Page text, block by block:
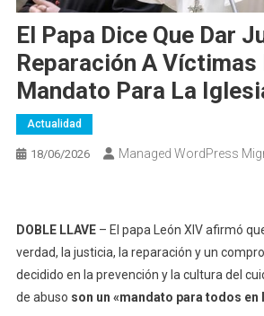
El Papa Dice Que Dar
Reparación A Víctimas
Mandato Para La
Actualidad
18/06/2026 Managed WordPress
DOBLE LLAVE– El papa León XIV afirmó
verdad, la justicia, la reparación y un
decidido en la prevención y la cultura del
de abuso son un «mandato para todos en